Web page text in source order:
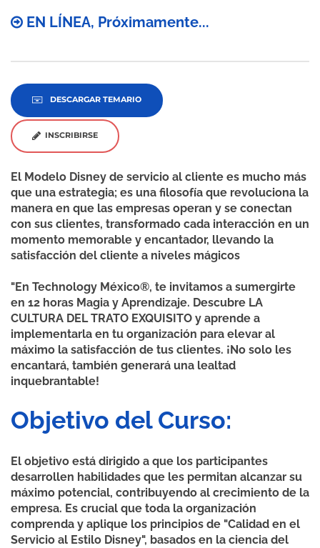
EN LÍNEA, Próximamente...
DESCARGAR TEMARIO
INSCRIBIRSE
El Modelo Disney de servicio al cliente es mucho más
que una estrategia; es una filosofía que revoluciona la
manera en que las empresas operan y se conectan
con sus clientes, transformado cada interacción en un
momento memorable y encantador, llevando la
satisfacción del cliente a niveles mágicos
"En Technology México®, te invitamos a sumergirte
en 12 horas Magia y Aprendizaje. Descubre LA
CULTURA DEL TRATO EXQUISITO y aprende a
implementarla en tu organización para elevar al
máximo la satisfacción de tus clientes. ¡No solo les
encantará, también generará una lealtad
inquebrantable!
Objetivo del Curso:
El objetivo está dirigido a que los participantes
desarrollen habilidades que les permitan alcanzar su
máximo potencial, contribuyendo al crecimiento de la
empresa. Es crucial que toda la organización
comprenda y aplique los principios de "Calidad en el
Servicio al Estilo Disney", basados en la ciencia del